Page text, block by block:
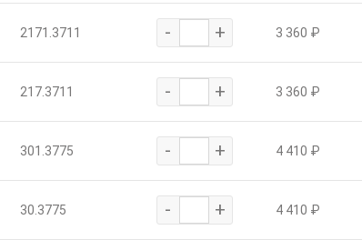
2171.3711 - + 3 360 ₽
217.3711 - + 3 360 ₽
301.3775 - + 4 410 ₽
30.3775 - + 4 410 ₽